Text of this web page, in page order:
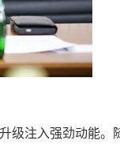
级注入强劲动能